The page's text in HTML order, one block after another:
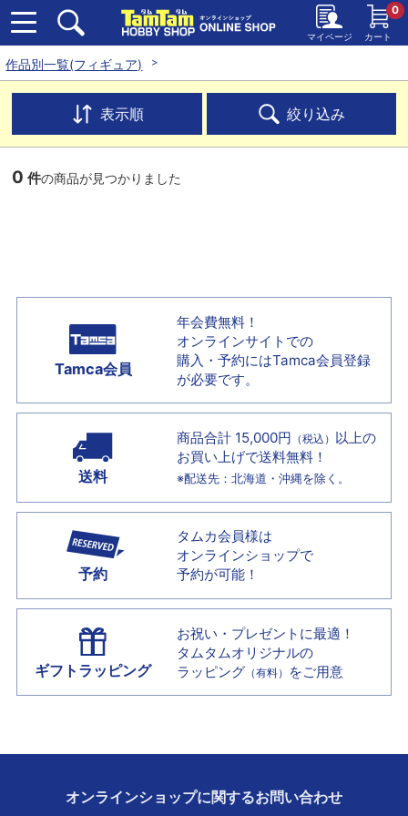
マイページ カート
0
作品別一覧(フィギュア)
表示順 絞り込み
0 件の商品が見つかりました
Tamca会員
年会費無料！
オンラインサイトでの
購入・予約にはTamca会員登録
が必要です。
送料
商品合計 15,000円 （税込） 以上の
お買い上げで送料無料！
※配送先：北海道・沖縄を除く。
予約
タムカ会員様は
オンラインショップで
予約が可能！
ギフトラッピング
お祝い・プレゼントに最適！
タムタムオリジナルの
ラッピング （有料） をご用意
オンラインショップに関するお問い合わせ